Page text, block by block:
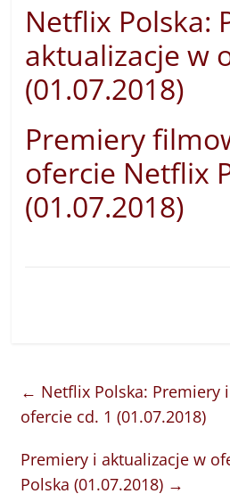
Netflix Polska:
aktualizacje w
(01.07.2018)
Premiery
ofercie Netflix
(01.07.2018)
← Netflix Polska: Premiery
ofercie cd. 1 (01.07.2018)
Premiery i aktualizacje w
Polska (01.07.2018) →